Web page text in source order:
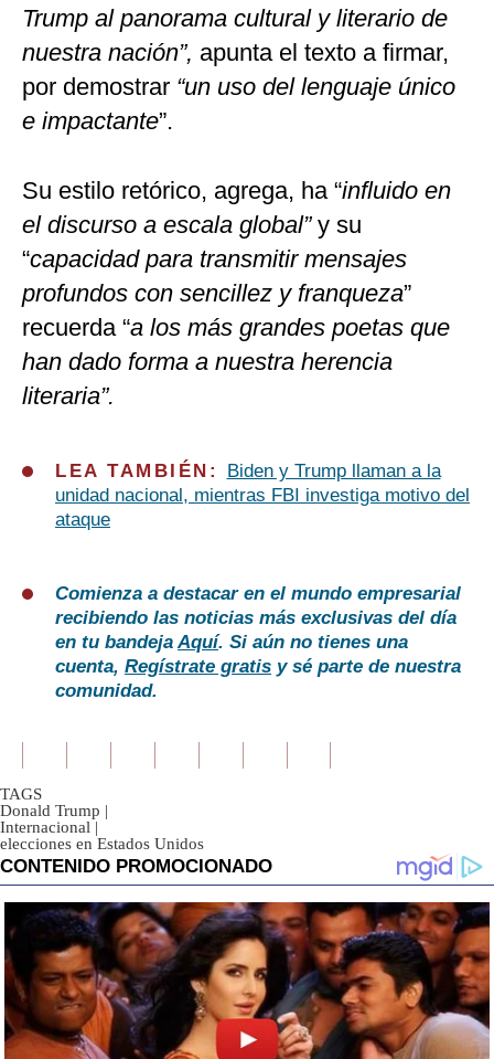
Trump al panorama cultural y literario de
nuestra nación”, apunta el texto a firmar,
por demostrar “un uso del lenguaje único
e impactante”.
Su estilo retórico, agrega, ha “influido en
el discurso a escala global”y su
“capacidad para transmitir mensajes
profundos con sencillez y franqueza”
recuerda “a los más grandes poetas que
han dado forma a nuestra herencia
literaria”.
LEA TAMBIÉN:
Biden y Trump llaman a la
unidad nacional, mientras FBI investiga motivo del
ataque
Comienza a destacar en el mundo empresarial
recibiendo las noticias más exclusivas del día
en tu bandejaAquí. Si aún no tienes una
cuenta, Regístrate gratis y sé parte de nuestra
comunidad.
TAGS
Donald Trump |
Internacional |
elecciones en Estados Unidos